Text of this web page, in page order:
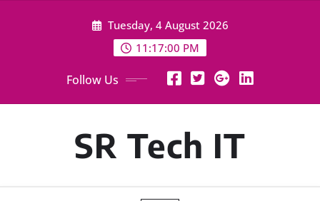
Tuesday, 4 August 2026
11:17:02 PM
Follow Us
SR Tech IT